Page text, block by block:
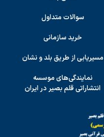
سوالات متداول
خرید سازمانی
مسیریابی از طریق بلد و نشان
نمایندگی‌های موسسه
انتشاراتی قلم بصیر در ایران